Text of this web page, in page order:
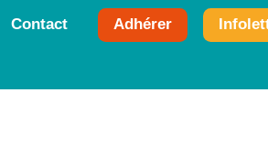
Contact Adhérer